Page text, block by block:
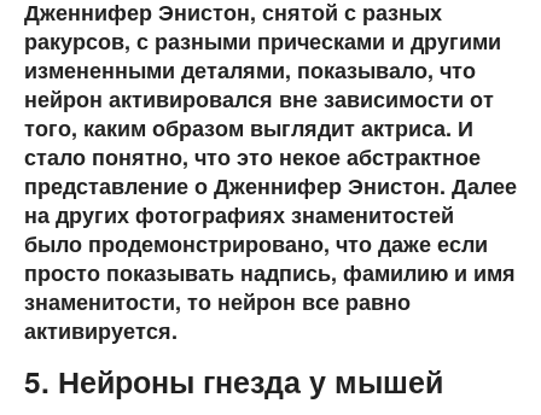
Дженнифер Энистон, снятой с разных
ракурсов, с разными прическами и другими
измененными деталями, показывало, что
нейрон активировался вне зависимости от
того, каким образом выглядит актриса. И
стало понятно, что это некое абстрактное
представление о Дженнифер Энистон. Далее
на других фотографиях знаменитостей
было продемонстрировано, что даже если
просто показывать надпись, фамилию и имя
знаменитости, то нейрон все равно
активируется.
5. Нейроны гнезда у мышей